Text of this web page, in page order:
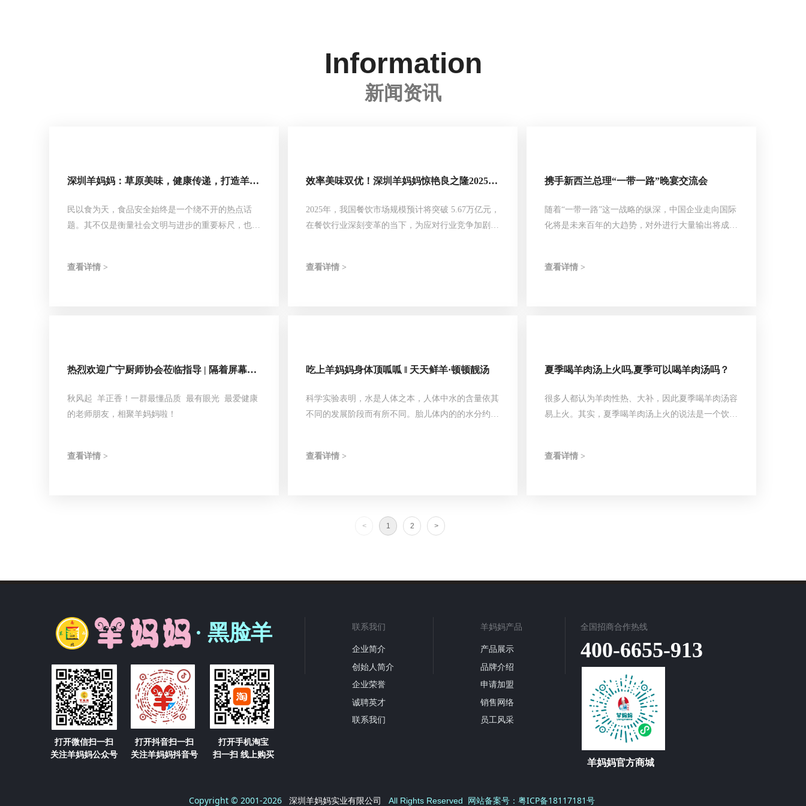
Information
新闻资讯
深圳羊妈妈：草原美味，健康传递，打造羊制
民以食为天，食品安全始终是一个绕不开的热点话
题。其不仅是衡量社会文明与进步的重要标尺，也是
的“吃得饱”转向了“吃得好、吃得健康”，这也对食品
查看详情 >
效率美味双优！深圳羊妈妈惊艳良之隆2025·
2025年，我国餐饮市场规模预计将突破 5.67万亿元，
在餐饮行业深刻变革的当下，为应对行业竞争加剧、
武汉盛大召开。作为中国食材供应链的第一展，本次
查看详情 >
携手新西兰总理“一带一路”晚宴交流会
随着“一带一路”这一战略的纵深，中国企业走向国际
化将是未来百年的大趋势，对外进行大量输出将成为
查看详情 >
热烈欢迎广宁厨师协会莅临指导 | 隔着屏幕走
秋风起 羊正香！一群最懂品质 最有眼光 最爱健康
的老师朋友，相聚羊妈妈啦！
查看详情 >
吃上羊妈妈身体顶呱呱 ‖ 天天鲜羊·顿顿靓汤
科学实验表明，水是人体之本，人体中水的含量依其
不同的发展阶段而有所不同。胎儿体内的的水分约占
程。
查看详情 >
夏季喝羊肉汤上火吗,夏季可以喝羊肉汤吗？
很多人都认为羊肉性热、大补，因此夏季喝羊肉汤容
易上火。其实，夏季喝羊肉汤上火的说法是一个饮食
夏季不仅可以喝羊肉汤，而且对健康也是有益的，
查看详情 >
< 1 2 >
联系我们
企业简介
创始人简介
企业荣誉
诚聘英才
联系我们
羊妈妈产品
产品展示
品牌介绍
申请加盟
销售网络
员工风采
全国招商合作热线
· 黑脸羊
打开微信扫一扫
关注羊妈妈公众号
打开抖音扫一扫
关注羊妈妈抖音号
400-6655-913
Copyright © 2001-2026 深圳羊妈妈实业有限公司 All Rights Reserved 网站备案号： 粤ICP备18117181号
打开手机淘宝
扫一扫 线上购买
羊妈妈官方商城